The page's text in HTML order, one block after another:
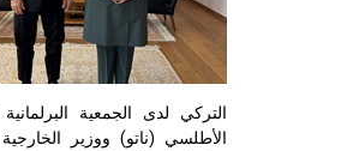
التركي لدى الجمعية
الأطلسي (ناتو) ووزير الخارجية